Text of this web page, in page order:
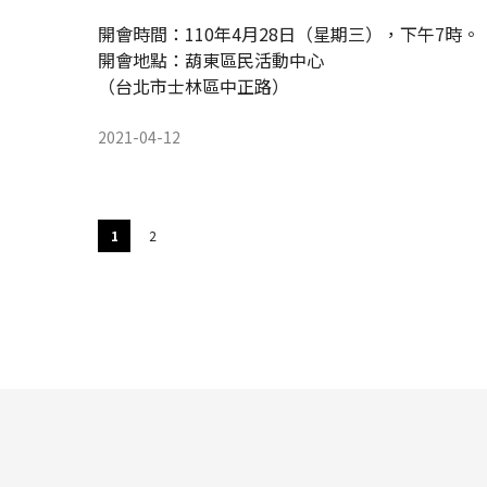
開會時間：110年4月28日（星期三），下午7時。
開會地點：葫東區民活動中心
（台北市士林區中正路）
2021-04-12
1 2